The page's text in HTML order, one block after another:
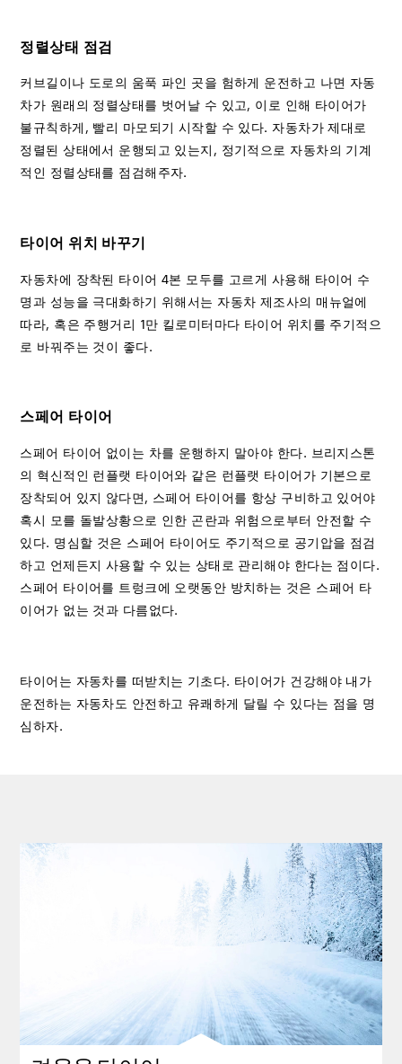
정렬상태 점검
커브길이나 도로의 움푹 파인 곳을 험하게 운전하고 나면 자동
차가 원래의 정렬상태를 벗어날 수 있고, 이로 인해 타이어가
불규칙하게, 빨리 마모되기 시작할 수 있다. 자동차가 제대로
정렬된 상태에서 운행되고 있는지, 정기적으로 자동차의 기계
적인 정렬상태를 점검해주자.
타이어 위치 바꾸기
자동차에 장착된 타이어 4본 모두를 고르게 사용해 타이어 수
명과 성능을 극대화하기 위해서는 자동차 제조사의 매뉴얼에
따라, 혹은 주행거리 1만 킬로미터마다 타이어 위치를 주기적으
로 바꿔주는 것이 좋다.
스페어 타이어
스페어 타이어 없이는 차를 운행하지 말아야 한다. 브리지스톤
의 혁신적인 런플랫 타이어와 같은 런플랫 타이어가 기본으로
장착되어 있지 않다면, 스페어 타이어를 항상 구비하고 있어야
혹시 모를 돌발상황으로 인한 곤란과 위험으로부터 안전할 수
있다. 명심할 것은 스페어 타이어도 주기적으로 공기압을 점검
하고 언제든지 사용할 수 있는 상태로 관리해야 한다는 점이다.
스페어 타이어를 트렁크에 오랫동안 방치하는 것은 스페어 타
이어가 없는 것과 다름없다.
타이어는 자동차를 떠받치는 기초다. 타이어가 건강해야 내가
운전하는 자동차도 안전하고 유쾌하게 달릴 수 있다는 점을 명
심하자.